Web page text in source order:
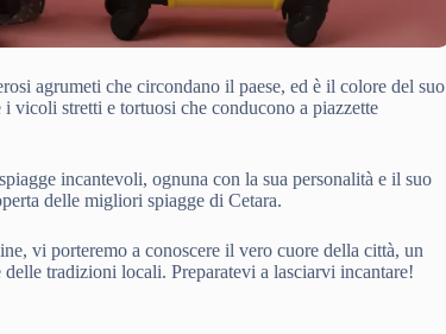
agrumeti che circondano il paese, ed è il colore del suo
vicoli stretti e tortuosi che conducono a piazzette
incantevoli, ognuna con la sua personalità e il suo
delle migliori spiagge di Cetara.
vi porteremo a conoscere il vero cuore della città, un
tradizioni locali. Preparatevi a lasciarvi incantare!